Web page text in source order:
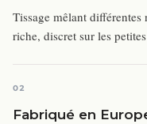
Tissage mêlant
riche, discret sur les
02
Fabriqué en